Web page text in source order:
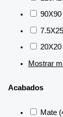
90X90
7.5X25
20X20
Mostrar
Acabados
Mate